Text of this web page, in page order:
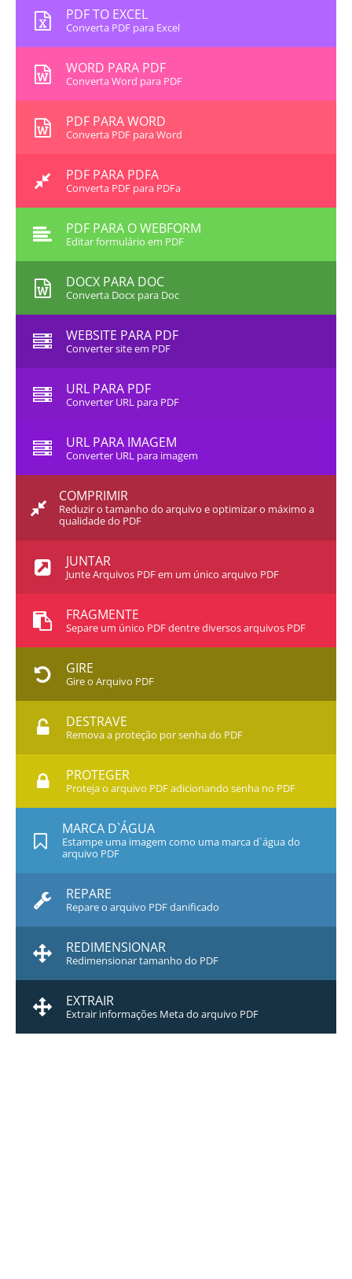
PDF TO EXCEL
Converta PDF para Excel
WORD PARA PDF
Converta Word para PDF
PDF PARA WORD
Converta PDF para Word
PDF PARA PDFA
Converta PDF para PDFa
PDF PARA O WEBFORM
Editar formulário em PDF
DOCX PARA DOC
Converta Docx para Doc
WEBSITE PARA PDF
Converter site em PDF
URL PARA PDF
Converter URL para PDF
URL PARA IMAGEM
Converter URL para imagem
COMPRIMIR
Reduzir o tamanho do arquivo e optimizar o máximo a
qualidade do PDF
JUNTAR
Junte Arquivos PDF em um único arquivo PDF
FRAGMENTE
Separe um único PDF dentre diversos arquivos PDF
GIRE
Gire o Arquivo PDF
DESTRAVE
Remova a proteção por senha do PDF
PROTEGER
Proteja o arquivo PDF adicionando senha no PDF
MARCA D`ÁGUA
Estampe uma imagem como uma marca d`água do
arquivo PDF
REPARE
Repare o arquivo PDF danificado
REDIMENSIONAR
Redimensionar tamanho do PDF
EXTRAIR
Extrair informações Meta do arquivo PDF